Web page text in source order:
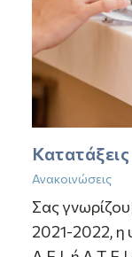
Ανακοινώσεις
Σας
2021-2022, η